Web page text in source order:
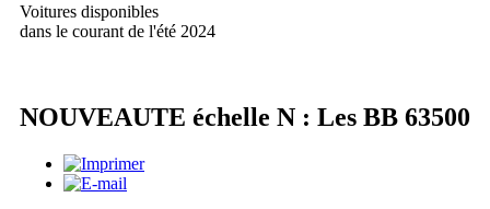
Voitures disponibles
dans le courant de l'été 2024
NOUVEAUTE échelle N : Les BB 63500